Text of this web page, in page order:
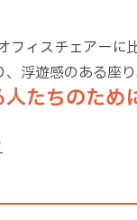
フィスチェアーに
浮遊感のある座り
たちのため